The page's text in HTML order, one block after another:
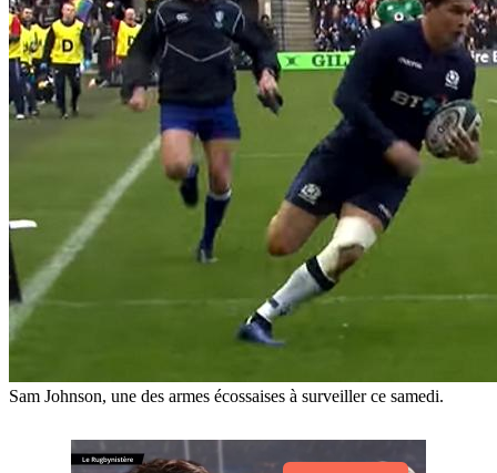
Sam Johnson, une des armes écossaises à surveiller ce samedi.